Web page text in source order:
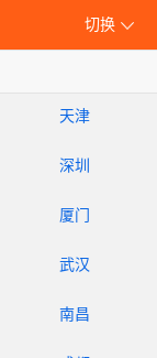
切换
天津
深圳
厦门
武汉
南昌